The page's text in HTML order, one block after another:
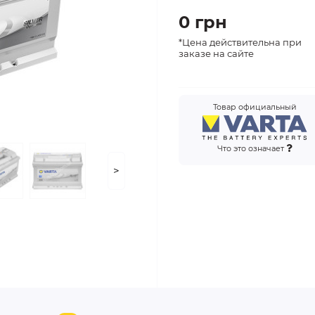
>
0 грн
*Цена действительна при
заказе на сайте
Товар официальный
Что это означает